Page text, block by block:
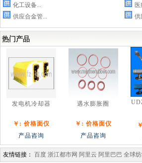
化工设备...
供应合金管...
供
热门产品
发电机冷却器
￥: 价格面仪
产品咨询
遇水膨胀圈
￥: 价格面仪
产品咨询
友情链接： 百度 浙江都市网 阿里云 阿里巴巴 全球